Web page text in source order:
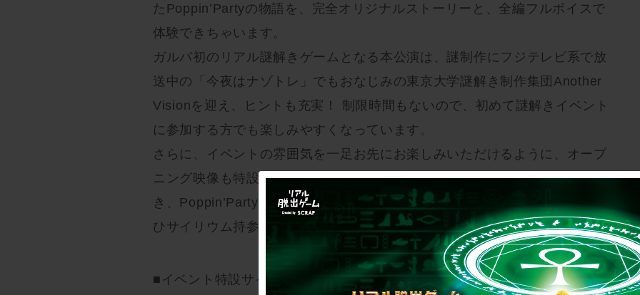
たPoppin’Partyの物語を、完全オリジナルストーリーと、全編フルボイスで
体験できちゃいます。
ガルパ初のリアル謎解きゲームとなる本公演は、謎制作にフジテレビ系で放
送中の「今夜はナゾトレ」でもおなじみの東京大学謎解き制作集団Another
Visionを迎え、ヒントも充実！ 制限時間もないので、初めて謎解きイベント
に参加する方でも楽しみやすくなっています。
さらに、イベントの雰囲気を一足お先にお楽しみいただけるように、オープ
ニング映像も特設サイトで公開しました。あなたが実際に街を歩いて謎を解
き、Poppin’Partyの物語を体験するこの参加型ゲーム・イベントを、当日ぜ
ひサイリウム持参でご堪能ください
■イベント特設サイト